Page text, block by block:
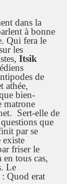
dans la
à bonne
Qui fera le
les
Itsik
de
athée,
bien-
matrone
Sert-elle de
que
par se
existe
friser le
tous cas,
Le
: Quod erat